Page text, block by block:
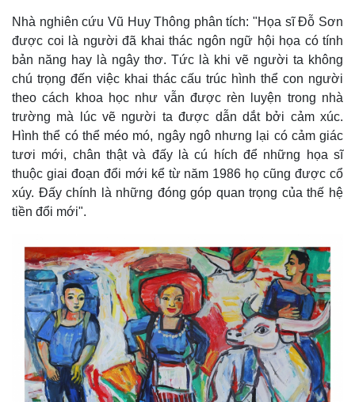
Tỷ giá
Chứng khoán
Giá cà phê
Nhà nghiên cứu Vũ Huy Thông phân tích: "Họa sĩ Đỗ Sơn
được coi là người đã khai thác ngôn ngữ hội họa có tính
bản năng hay là ngây thơ. Tức là khi vẽ người ta không
chú trọng đến việc khai thác cấu trúc hình thể con người
theo cách khoa học như vẫn được rèn luyện trong nhà
trường mà lúc vẽ người ta được dẫn dắt bởi cảm xúc.
Hình thể có thể méo mó, ngây ngô nhưng lại có cảm giác
tươi mới, chân thật và đấy là cú hích để những họa sĩ
thuộc giai đoạn đổi mới kể từ năm 1986 họ cũng được cổ
xúy. Đấy chính là những đóng góp quan trọng của thế hệ
tiền đổi mới".